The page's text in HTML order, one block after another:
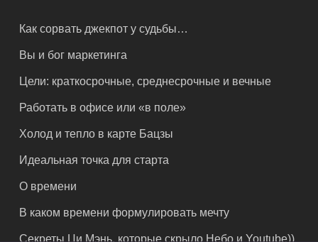
Как сорвать джекпот у судьбы…
Вы и бог маркетинга
Цели: краткосрочные, среднесрочные и вечные
Работать в офисе или «в поле»
Холод и тепло в карте Бацзы
Идеальная точка для старта
О времени
В каком времени формулировать мечту
Секреты Ци Мэнь, которые скрыло Небо и Youtube))